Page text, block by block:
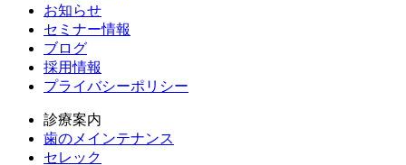
お知らせ
セミナー情報
ブログ
採用情報
プライバシーポリシー
診療案内
歯のメインテナンス
セレック